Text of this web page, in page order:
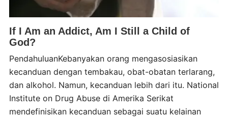
If I Am an Addict, Am I Still a Child of
God?
PendahuluanKebanyakan orang mengasosiasikan
kecanduan dengan tembakau, obat-obatan terlarang,
dan alkohol. Namun, kecanduan lebih dari itu. National
Institute on Drug Abuse di Amerika Serikat
mendefinisikan kecanduan sebagai suatu kelainan